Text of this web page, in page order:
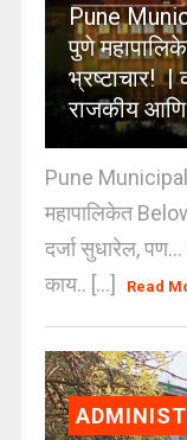
Pune
पुणे
भ्रष्टाचार! |
राजकीय
Pune
महापालिकेत
दर्जा सुधारेल,
काय.. [...]
Read